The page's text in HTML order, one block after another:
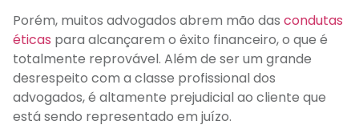
Porém, muitos advogados abrem mão das condutas
éticas para alcançarem o êxito financeiro, o que é
totalmente reprovável. Além de ser um grande
desrespeito com a classe profissional dos
advogados, é altamente prejudicial ao cliente que
está sendo representado em juízo.